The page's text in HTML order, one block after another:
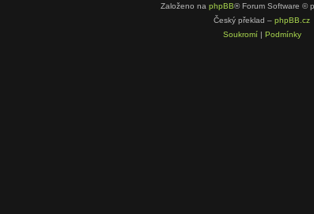
Založeno na phpBB® Forum Software ©
Český překlad – phpBB.cz
Soukromí| Podmínky